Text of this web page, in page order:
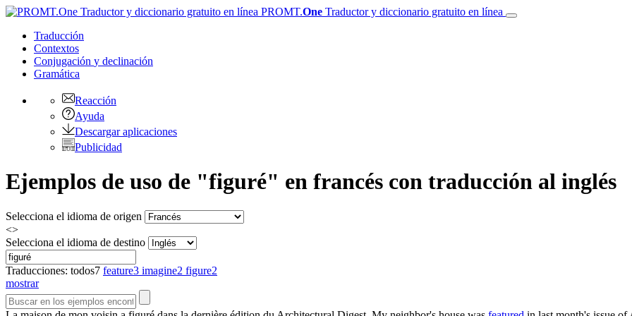
PROMT.One Traductor y diccionario gratuito en línea
Traducción
Contextos
Conjugación y declinación
Gramática
Reacción
Ayuda
Descargar aplicaciones
Publicidad
Ejemplos de uso de "figuré" en francés con traducción al inglés
Selecciona el idioma de origen
<>
Selecciona el idioma de destino
Traducciones: todos7 feature3 imagine2 figure2
mostrar